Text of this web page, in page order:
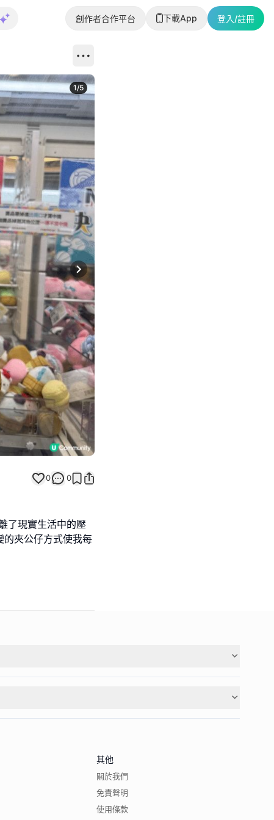
創作者合作平台 下載App 登入/註冊
Next slide
1/5
0 0
了現實生活中的壓
的夾公仔方式使我每
其他
關於我們
免責聲明
使用條款